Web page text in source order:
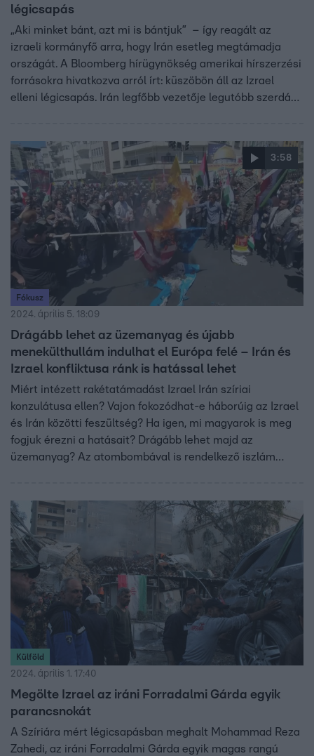
légicsapás
„Aki minket bánt, azt mi is bántjuk” – így reagált az
izraeli kormányfő arra, hogy Irán esetleg megtámadja
országát. A Bloomberg hírügynökség amerikai hírszerzési
forrásokra hivatkozva arról írt: küszöbön áll az Izrael
elleni légicsapás. Irán legfőbb vezetője legutóbb szerdán
konzulátusát.
3:58
Fókusz
2024. április 5. 18:09
Drágább lehet az üzemanyag és újabb
menekülthullám indulhat el Európa felé – Irán és
Izrael konfliktusa ránk is hatással lehet
Miért intézett rakétatámadást Izrael Irán szíriai
konzulátusa ellen? Vajon fokozódhat-e háborúig az Izrael
és Irán közötti feszültség? Ha igen, mi magyarok is meg
fogjuk érezni a hatásait? Drágább lehet majd az
üzemanyag? Az atombombával is rendelkező iszlám
Külföld
2024. április 1. 17:40
Megölte Izrael az iráni Forradalmi Gárda egyik
parancsnokát
A Szíriára mért légicsapásban meghalt Mohammad Reza
Zahedi, az iráni Forradalmi Gárda egyik magas rangú